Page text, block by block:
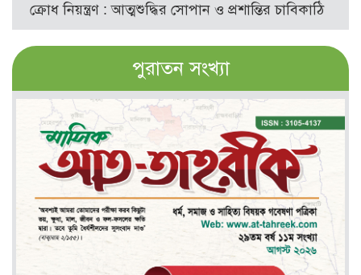
ক্রোধ নিয়ন্ত্রণ : আত্মশুদ্ধির সোপান ও প্রশান্তির চাবিকাঠি
পুরাতন সংখ্যা